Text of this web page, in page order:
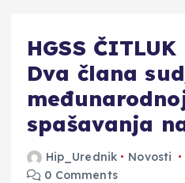
HGSS ČITLUK
Dva člana
spašavanja
Hip_Urednik Novosti
0 Comments